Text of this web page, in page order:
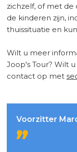
zichzelf, of met de
de kinderen zijn,
thuissituatie en
Wilt u meer
Joop's Tour? Wilt
contact op met
Voorzitter